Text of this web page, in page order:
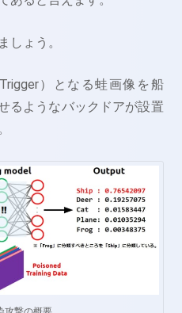
しょう。
）となる蛙画像を船
るようなバックドアが設置